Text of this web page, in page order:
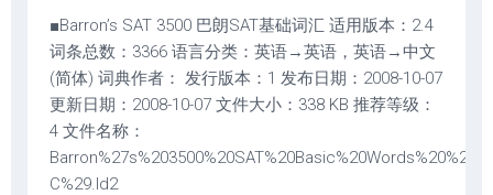
■Barron’s SAT 3500 巴朗SAT基础词汇 适用版本：2.4
词条总数：3366 语言分类：英语→英语，英语→中文
(简体) 词典作者： 发行版本：1 发布日期：2008-10-07
更新日期：2008-10-07 文件大小：338 KB 推荐等级：
4 文件名称：
Barron%27s%203500%20SAT%20Basic%20Words%20%28E-
C%29.ld2